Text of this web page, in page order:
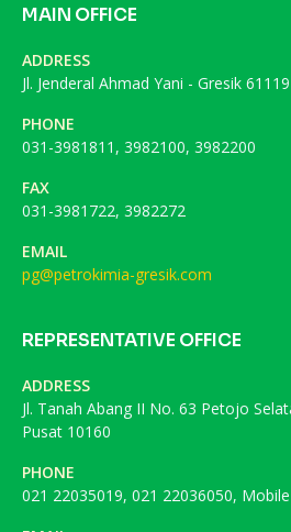
MAIN OFFICE
ADDRESS
Jl. Jenderal Ahmad Yani - Gresik 61119
PHONE
031-3981811, 3982100, 3982200
FAX
031-3981722, 3982272
EMAIL
pg@petrokimia-gresik.com
REPRESENTATIVE OFFICE
ADDRESS
Jl. Tanah Abang II No. 63 Petojo
Pusat 10160
PHONE
021 22035019, 021 22036050,